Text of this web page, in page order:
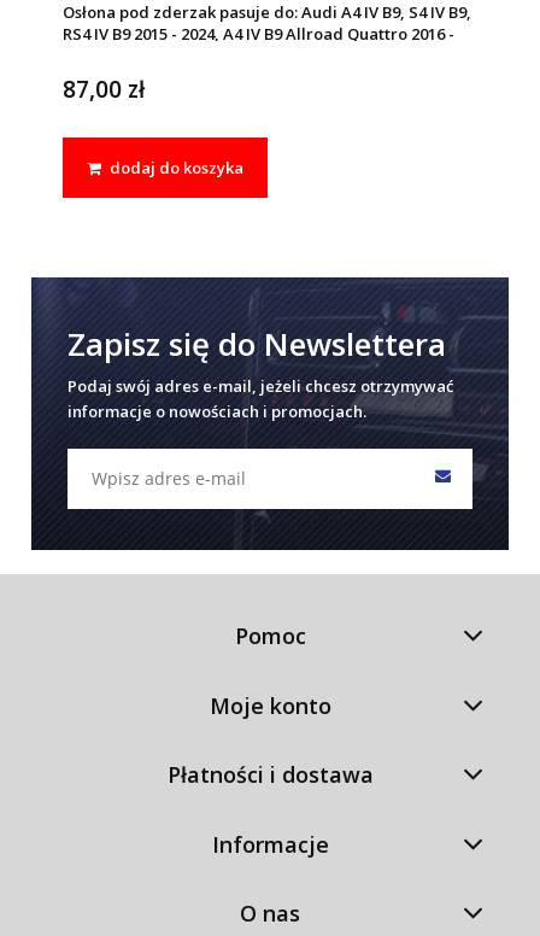
Osłona pod zderzak pasuje do: Audi A4 IV B9, S4 IV B9,
RS4 IV B9 2015 - 2024, A4 IV B9 Allroad Quattro 2016 -
87,00 zł
dodaj do koszyka
Zapisz się do Newslettera
Podaj swój adres e-mail, jeżeli chcesz otrzymywać
informacje o nowościach i promocjach.
Pomoc
Moje konto
Płatności i dostawa
Informacje
O nas